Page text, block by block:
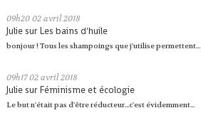
09h20 02 avril 2018
JuliesurLes bains d'huile
bonjour ! Tous les shampoings que j'utilise permettent...
09h17 02 avril 2018
JuliesurFéminisme et écologie
Le but n'était pas d'être réducteur...c'est évidemment...